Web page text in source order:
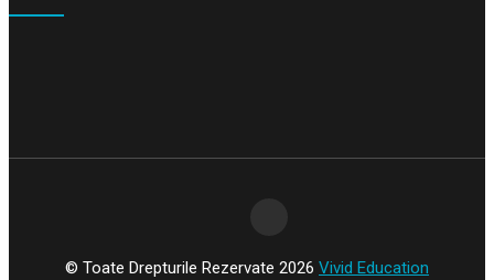
© Toate Drepturile Rezervate 2026 Vivid Education